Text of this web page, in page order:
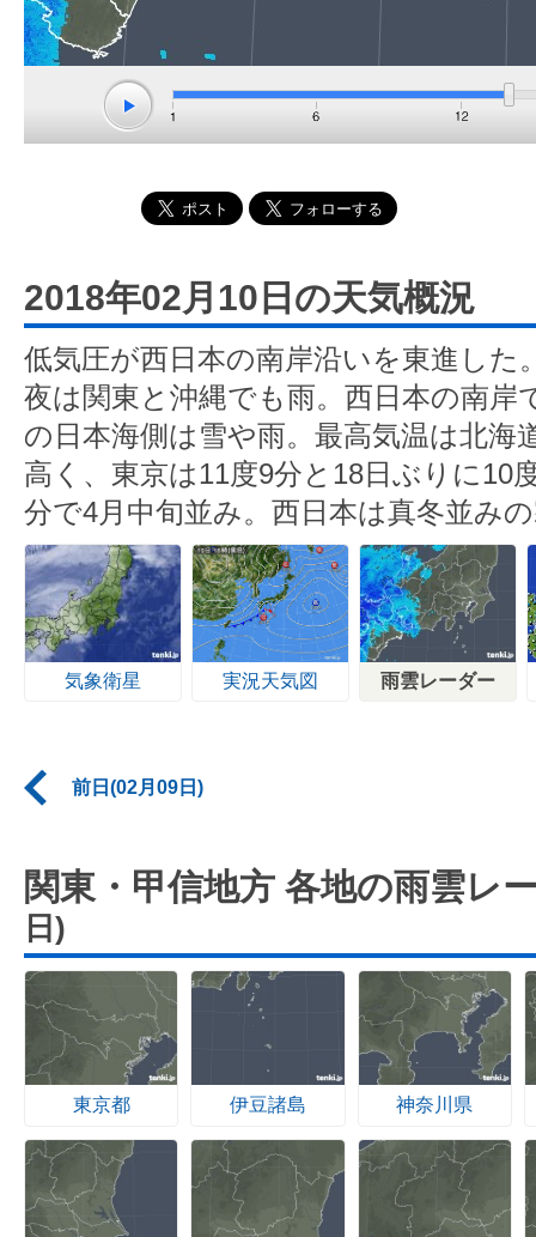
2018年02月10日の天気概況
低気圧が西日本の南岸沿いを東進した
夜は関東と沖縄でも雨。西日本の南岸
の日本海側は雪や雨。最高気温は北海
高く、東京は11度9分と18日ぶりに10
分で4月中旬並み。西日本は真冬並み
気象衛星 実況天気図 雨雲レーダー
前日(02月09日)
関東・甲信地方 各地の雨雲レ
日)
東京都 伊豆諸島 神奈川県